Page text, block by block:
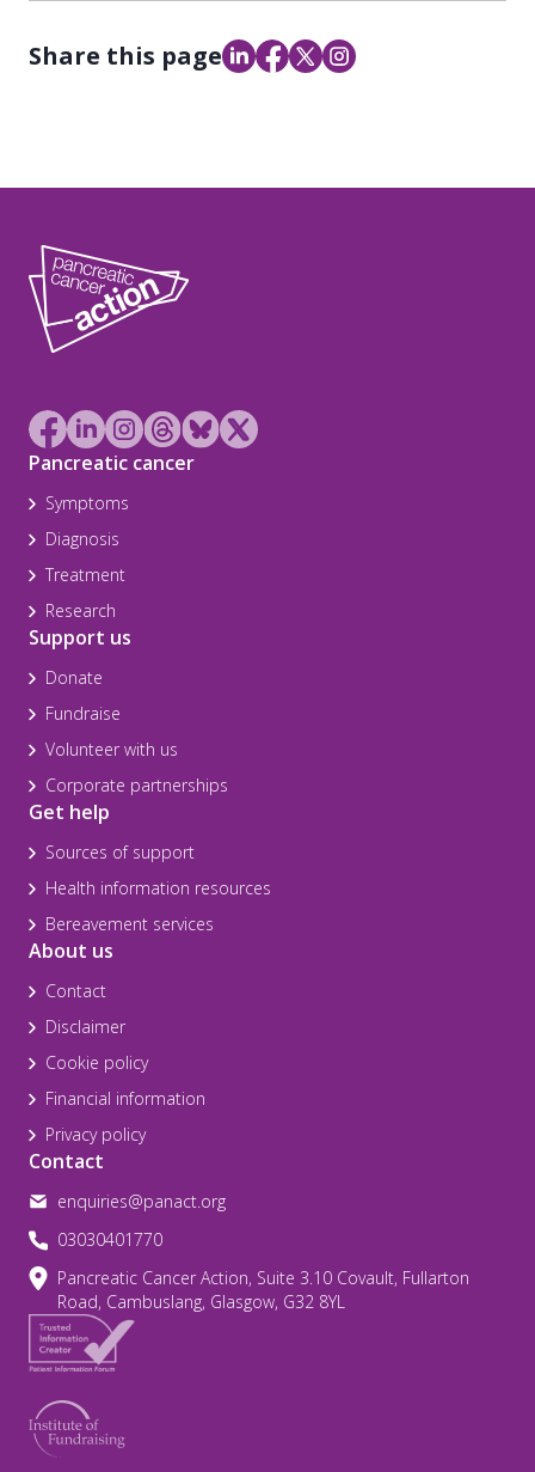
Share this page
Pancreatic cancer
Symptoms
Diagnosis
Treatment
Research
Support us
Donate
Fundraise
Volunteer with us
Corporate partnerships
Get help
Sources of support
Health information resources
Bereavement services
About us
Contact
Disclaimer
Cookie policy
Financial information
Privacy policy
Contact
enquiries@panact.org
03030401770
Pancreatic Cancer Action, Suite 3.10 Covault, Fullarton
Road, Cambuslang, Glasgow, G32 8YL